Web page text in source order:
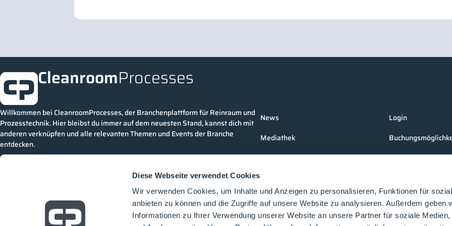
Diese Webseite verwendet Cookies
Wir verwenden Cookies, um Inhalte und Anzeigen zu personalisieren, Funktionen für
anbieten zu können und die Zugriffe auf unsere Website zu analysieren. Außerdem geben
Informationen zu Ihrer Verwendung unserer Website an unsere Partner für soziale Medien,
CleanroomProcesses
Willkommen bei CleanroomProcesses, der Branchenplattform für Reinraum und
Prozesstechnik. Hier bleibst du immer auf dem neuesten Stand, kannst dich mit
anderen verknüpfen und alle relevanten Themen und Events der Branche
entdecken.
News
Mediathek
Unternehmen
Events
Vorträge
Login
Medienformate